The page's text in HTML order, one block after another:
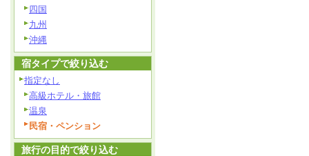
四国
九州
沖縄
宿タイプで絞り込む
指定なし
高級ホテル・旅館
温泉
民宿・ペンション
旅行の目的で絞り込む